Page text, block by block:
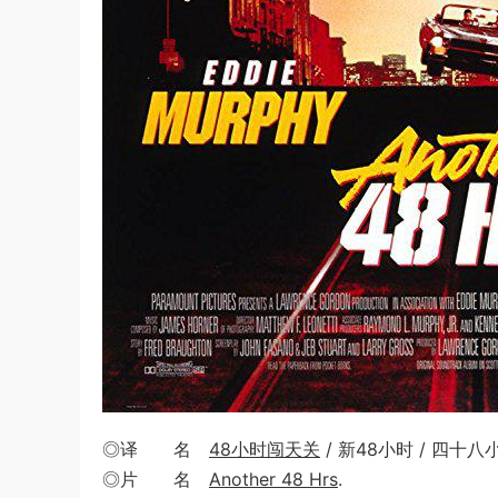
◎译 名 48小时闯天关 / 新48小时 / 四十八
◎片 名 Another 48 Hrs.